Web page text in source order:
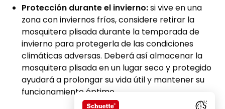
Protección durante el invierno:si vive en una
zona con inviernos fríos, considere retirar la
mosquitera plisada durante la temporada de
invierno para protegerla de las condiciones
climáticas adversas. Deberá así almacenar la
mosquitera plisada en un lugar seco y protegido
ayudará a prolongar su vida útil y mantener su
funcionamiento óptimo.